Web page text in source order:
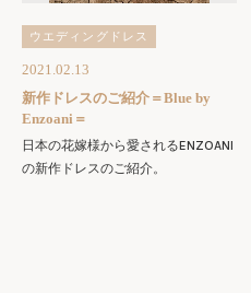
ウエディングドレス
2021.02.13
新作ドレスのご紹介＝Blue by
Enzoani＝
日本の花嫁様から愛されるENZOANI
の新作ドレスのご紹介。